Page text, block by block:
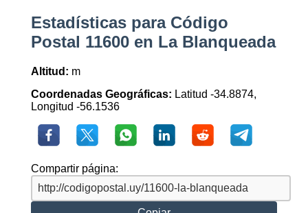
Estadísticas para Código
Postal 11600 en La Blanqueada
Altitud: m
Coordenadas Geográficas: Latitud -34.8874,
Longitud -56.1536
Compartir página: